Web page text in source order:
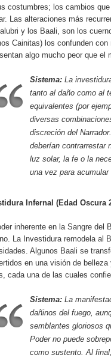
costumbres; los cambios
Las alteraciones más
y los Baali, son los
Cainitas) los confunden
algo mucho peor que el
Sistema: La
tanto al daño como al
equivalentes (por
diversas
discreción del
deberían contrarrestar
luz solar, la fe o la
una vez para
Infernal (Edad Oscura
inherente en la Sangre del
La Investidura remodela al
Algunos Baali se
en una visión de
cada una de las cuales
Sistema: La
dañinos del fuego,
semblantes gloriosos
Poder no puede
como sustento. Al